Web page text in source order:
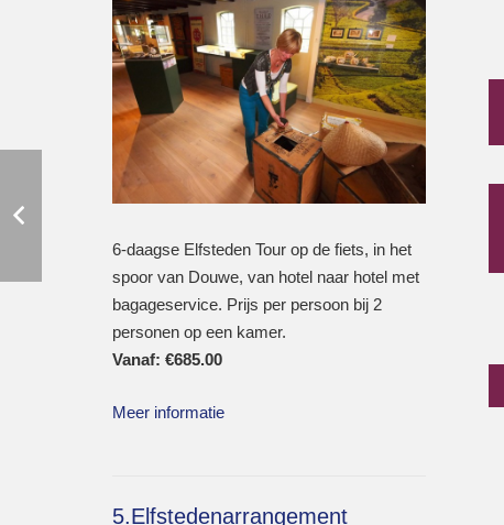
6-daagse Elfsteden Tour op de fiets, in het
spoor van Douwe, van hotel naar hotel met
bagageservice. Prijs per persoon bij 2
personen op een kamer.
Vanaf: €685.00
Meer informatie
5.Elfstedenarrangement